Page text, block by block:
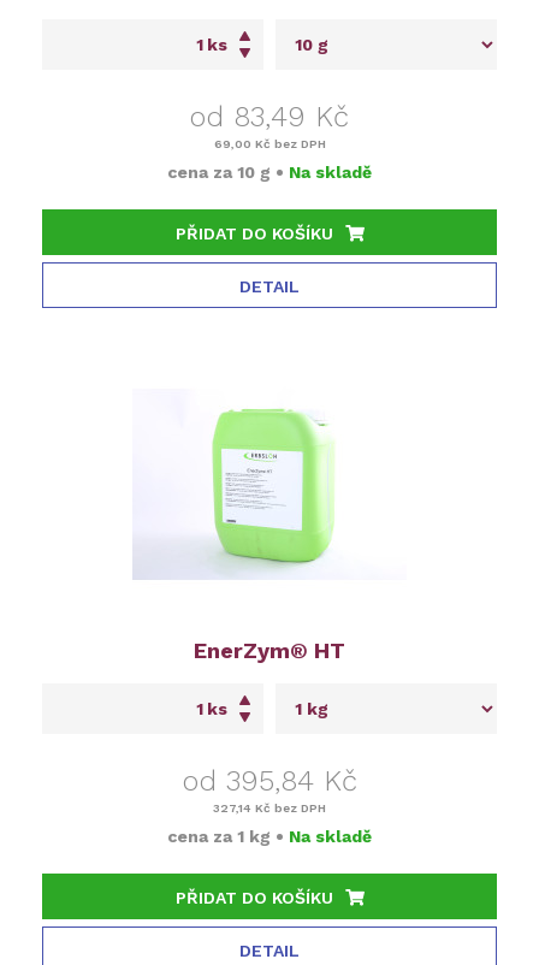
ks
od 83,49 Kč
69,00 Kč bez DPH
cena za 10 g • Na skladě
PŘIDAT DO KOŠÍKU
DETAIL
EnerZym® HT
ks
od 395,84 Kč
327,14 Kč bez DPH
cena za 1 kg • Na skladě
PŘIDAT DO KOŠÍKU
DETAIL